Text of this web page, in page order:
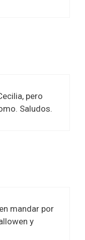
pero
Saludos.
mandar por
y